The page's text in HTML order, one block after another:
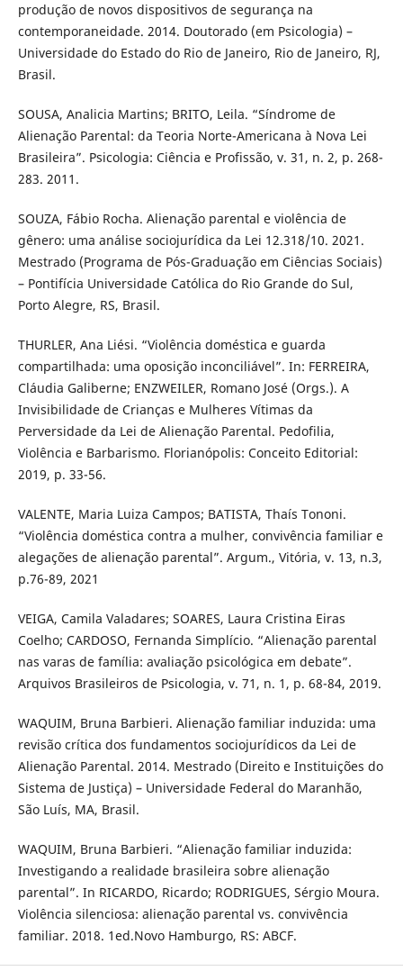
produção de novos dispositivos de segurança na
contemporaneidade. 2014. Doutorado (em Psicologia) –
Universidade do Estado do Rio de Janeiro, Rio de Janeiro, RJ,
Brasil.
SOUSA, Analicia Martins; BRITO, Leila. “Síndrome de
Alienação Parental: da Teoria Norte-Americana à Nova Lei
Brasileira”. Psicologia: Ciência e Profissão, v. 31, n. 2, p. 268-
283. 2011.
SOUZA, Fábio Rocha. Alienação parental e violência de
gênero: uma análise sociojurídica da Lei 12.318/10. 2021.
Mestrado (Programa de Pós-Graduação em Ciências Sociais)
– Pontifícia Universidade Católica do Rio Grande do Sul,
Porto Alegre, RS, Brasil.
THURLER, Ana Liési. “Violência doméstica e guarda
compartilhada: uma oposição inconciliável”. In: FERREIRA,
Cláudia Galiberne; ENZWEILER, Romano José (Orgs.). A
Invisibilidade de Crianças e Mulheres Vítimas da
Perversidade da Lei de Alienação Parental. Pedofilia,
Violência e Barbarismo. Florianópolis: Conceito Editorial:
2019, p. 33-56.
VALENTE, Maria Luiza Campos; BATISTA, Thaís Tononi.
“Violência doméstica contra a mulher, convivência familiar e
alegações de alienação parental”. Argum., Vitória, v. 13, n.3,
p.76-89, 2021
VEIGA, Camila Valadares; SOARES, Laura Cristina Eiras
Coelho; CARDOSO, Fernanda Simplício. “Alienação parental
nas varas de família: avaliação psicológica em debate”.
Arquivos Brasileiros de Psicologia, v. 71, n. 1, p. 68-84, 2019.
WAQUIM, Bruna Barbieri. Alienação familiar induzida: uma
revisão crítica dos fundamentos sociojurídicos da Lei de
Alienação Parental. 2014. Mestrado (Direito e Instituições do
Sistema de Justiça) – Universidade Federal do Maranhão,
São Luís, MA, Brasil.
WAQUIM, Bruna Barbieri. “Alienação familiar induzida:
Investigando a realidade brasileira sobre alienação
parental”. In RICARDO, Ricardo; RODRIGUES, Sérgio Moura.
Violência silenciosa: alienação parental vs. convivência
familiar. 2018. 1ed.Novo Hamburgo, RS: ABCF.